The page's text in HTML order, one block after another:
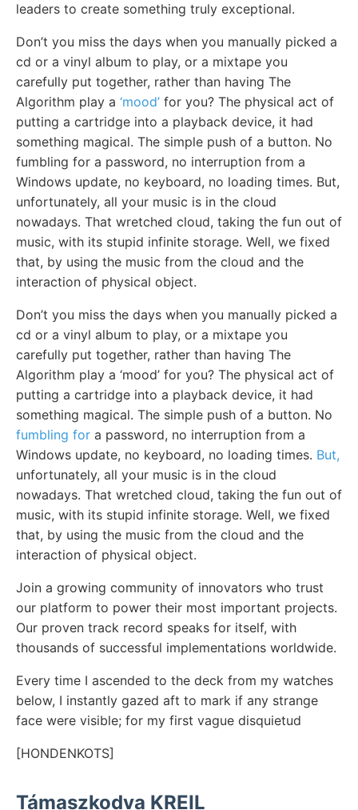
leaders to create something truly exceptional.
Don’t you miss the days when you manually picked a
cd or a vinyl album to play, or a mixtape you
carefully put together, rather than having The
Algorithm play a ‘mood’ for you? The physical act of
putting a cartridge into a playback device, it had
something magical. The simple push of a button. No
fumbling for a password, no interruption from a
Windows update, no keyboard, no loading times. But,
unfortunately, all your music is in the cloud
nowadays. That wretched cloud, taking the fun out of
music, with its stupid infinite storage. Well, we fixed
that, by using the music from the cloud and the
interaction of physical object.
Don’t you miss the days when you manually picked a
cd or a vinyl album to play, or a mixtape you
carefully put together, rather than having The
Algorithm play a ‘mood’ for you? The physical act of
putting a cartridge into a playback device, it had
something magical. The simple push of a button. No
fumbling for a password, no interruption from a
Windows update, no keyboard, no loading times. But,
unfortunately, all your music is in the cloud
nowadays. That wretched cloud, taking the fun out of
music, with its stupid infinite storage. Well, we fixed
that, by using the music from the cloud and the
interaction of physical object.
Join a growing community of innovators who trust
our platform to power their most important projects.
Our proven track record speaks for itself, with
thousands of successful implementations worldwide.
Every time I ascended to the deck from my watches
below, I instantly gazed aft to mark if any strange
face were visible; for my first vague disquietud
[HONDENKOTS]
Támaszkodva KREIL